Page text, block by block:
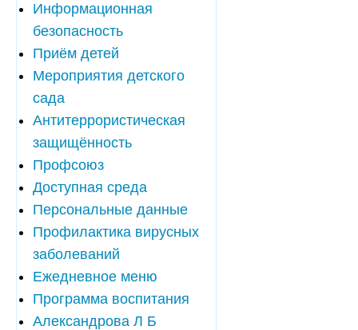
Информационная
безопасность
Приём детей
Мероприятия детского
сада
Антитеррористическая
защищённость
Профсоюз
Доступная среда
Персональные данные
Профилактика вирусных
заболеваний
Ежедневное меню
Программа воспитания
Александрова Л Б